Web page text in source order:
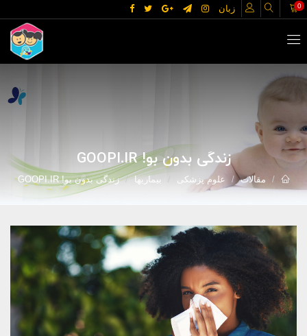
زبان 0
زندگی بدون بو! GOOPI.IR
مقالات علوم پزشکی بیماریها زندگی بدون بو! GOOPI.IR